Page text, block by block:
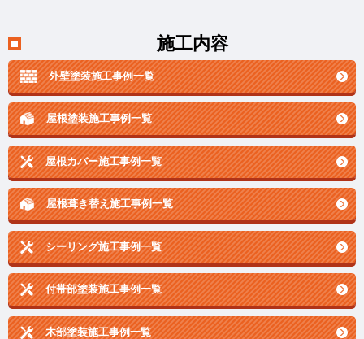
施工内容
外壁塗装施工事例一覧
屋根塗装施工事例一覧
屋根カバー施工事例一覧
屋根葺き替え施工事例一覧
シーリング施工事例一覧
付帯部塗装施工事例一覧
木部塗装施工事例一覧